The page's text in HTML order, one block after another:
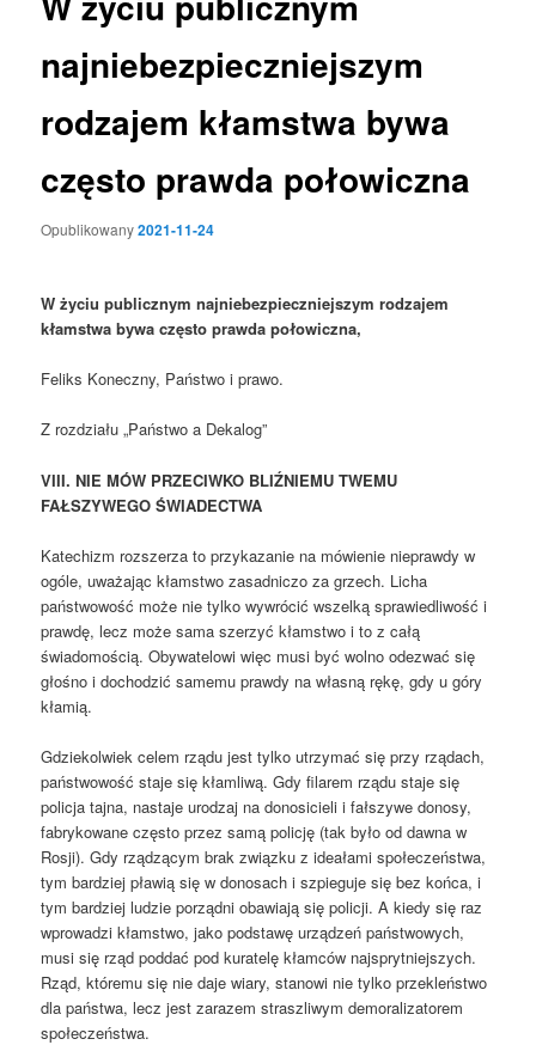
najniebezpieczniejszym
rodzajem kłamstwa bywa
często prawda połowiczna
Opublikowany2021-11-24
W życiu publicznym najniebezpieczniejszym rodzajem
kłamstwa bywa często prawda połowiczna,
Feliks Koneczny, Państwo i prawo.
Z rozdziału „Państwo a Dekalog”
VIII. NIE MÓW PRZECIWKO BLIŹNIEMU TWEMU
FAŁSZYWEGO ŚWIADECTWA
Katechizm rozszerza to przykazanie na mówienie nieprawdy w
ogóle, uważając kłamstwo zasadniczo za grzech. Licha
państwowość może nie tylko wywrócić wszelką sprawiedliwość i
prawdę, lecz może sama szerzyć kłamstwo i to z całą
świadomością. Obywatelowi więc musi być wolno odezwać się
głośno i dochodzić samemu prawdy na własną rękę, gdy u góry
kłamią.
Gdziekolwiek celem rządu jest tylko utrzymać się przy rządach,
państwowość staje się kłamliwą. Gdy filarem rządu staje się
policja tajna, nastaje urodzaj na donosicieli i fałszywe donosy,
fabrykowane często przez samą policję (tak było od dawna w
Rosji). Gdy rządzącym brak związku z ideałami społeczeństwa,
tym bardziej pławią się w donosach i szpieguje się bez końca, i
tym bardziej ludzie porządni obawiają się policji. A kiedy się raz
wprowadzi kłamstwo, jako podstawę urządzeń państwowych,
musi się rząd poddać pod kuratelę kłamców najsprytniejszych.
Rząd, któremu się nie daje wiary, stanowi nie tylko przekleństwo
dla państwa, lecz jest zarazem straszliwym demoralizatorem
społeczeństwa.